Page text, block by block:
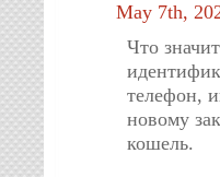
May 7th,
Что
телефон,
новому
кошель.